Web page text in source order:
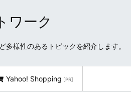
ワーク
様性のあるトピックを紹介します。
Yahoo! Shopping [PR]